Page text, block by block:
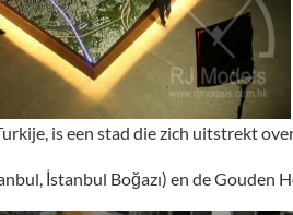
is een stad die zich uitstrekt
İstanbul Boğazı) en de Gouden